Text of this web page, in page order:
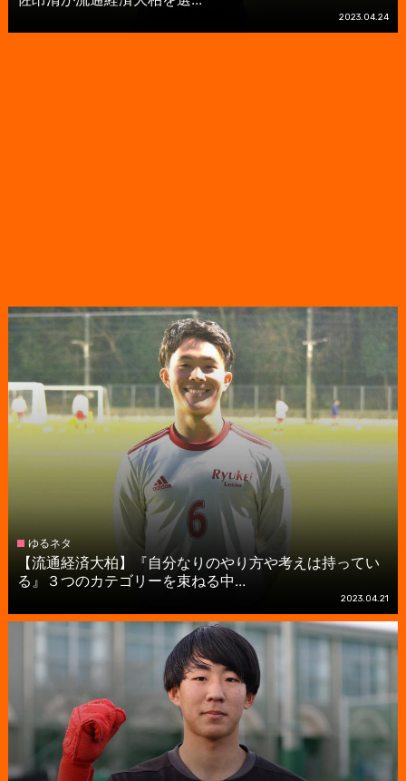
2023.04.24
ゆるネタ
【流通経済大柏】『自分なりのやり方や考えは持ってい
る』３つのカテゴリーを束ねる中...
2023.04.21